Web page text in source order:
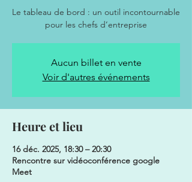
Le tableau de bord : un outil incontournable
Aucun billet en vente
Voir d'autres événements
Heure et lieu
16 déc. 2025, 18:30 – 20:30
Rencontre sur vidéoconférence google
Meet